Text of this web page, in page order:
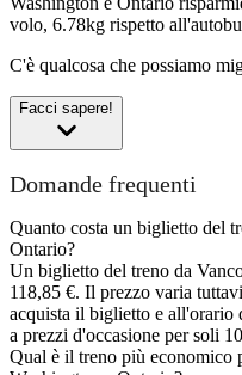
volo, 6.78kg rispetto
C'è qualcosa che possiamo
Facci sapere!
Domande frequenti
Quanto costa un biglietto del
Ontario?
Un biglietto del treno da
118,85 €. Il prezzo varia
acquista il biglietto e
a prezzi d'occasione per soli
Qual è il treno più economico